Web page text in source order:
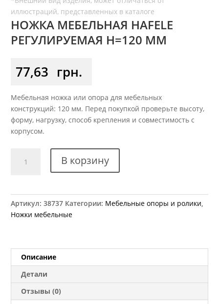
НОЖКА МЕБЕЛЬНАЯ HAFELE
РЕГУЛИРУЕМАЯ H=120 ММ
77,63 грн.
Мебельная ножка или опора для мебельных
конструкций: 120 мм. Перед покупкой проверьте высоту,
форму, нагрузку, способ крепления и совместимость с
корпусом.
товара
регулируемая
В корзину
Артикул:38737 Категории: Мебельные опоры и ролики
Ножки мебельные
Описание
Детали
Отзывы (0)